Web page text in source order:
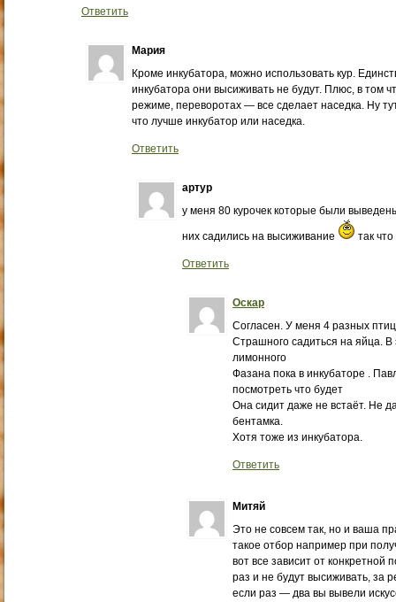
Ответить
Мария
Кроме инкубатора, можно использовать кур.
инкубатора они высиживать не будут. Плюс, в том
режиме, переворотах — все сделает наседка. Ну
что лучше инкубатор или наседка.
Ответить
артур
у меня 80 курочек которые были
них садились на высиживание так
Ответить
Оскар
Согласен. У меня 4 разных
Страшного садиться на яйца. В
лимонного
Фазана пока в инкубаторе .
посмотреть что будет
Она сидит даже не встаёт. Не
бентамка.
Хотя тоже из инкубатора.
Ответить
Митяй
Это не совсем так, но и ваша
такое отбор например при
вот все зависит от
раз и не будут высиживать, за
если раз — два вы вывели